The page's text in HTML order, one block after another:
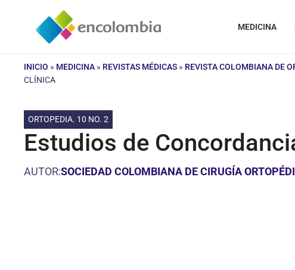
contenido
MEDICINA
INICIO » MEDICINA » REVISTAS MÉDICAS » REVISTA COLOMBIANA DE
CLÍNICA
ORTOPEDIA. 10 NO. 2
Estudios de
AUTOR:SOCIEDAD COLOMBIANA DE CIRUGÍA